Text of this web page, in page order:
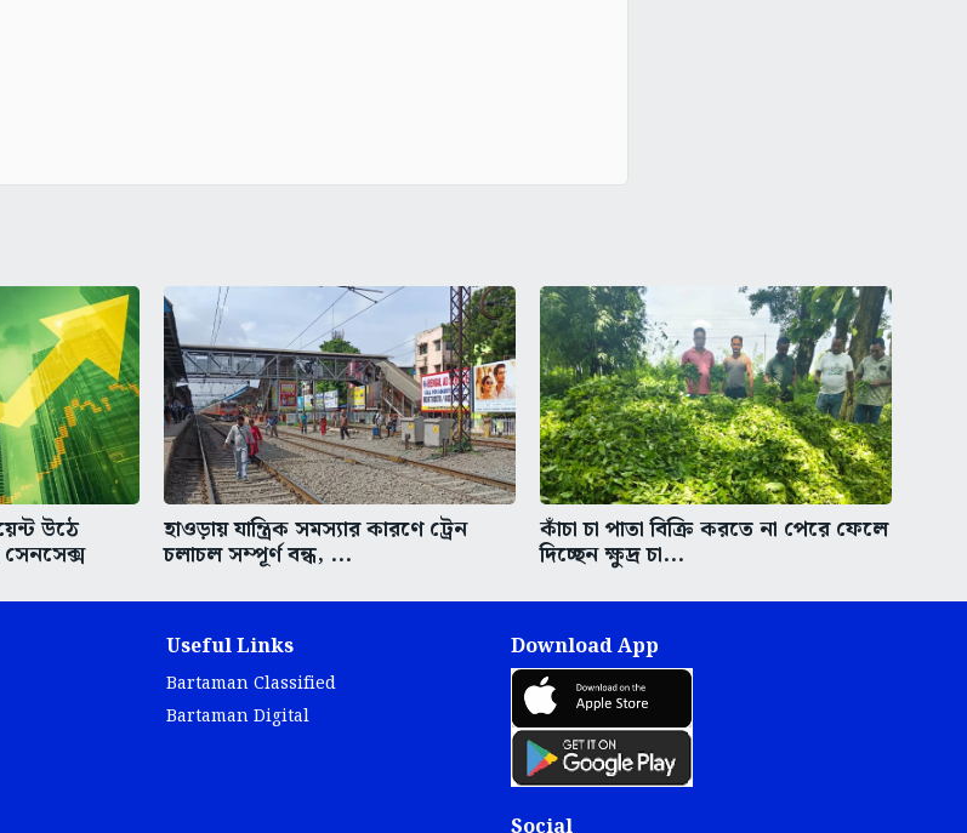
উঠে হাওড়ায় যান্ত্রিক সমস্যার কারণে ট্রেন
চলাচল সম্পূর্ণ বন্ধ, ...
কাঁচা চা পাতা বিক্রি করতে না পেরে ফেলে
দিচ্ছেন ক্ষুদ্র চা...
Useful Links
Bartaman Classified
Bartaman Digital
Download App